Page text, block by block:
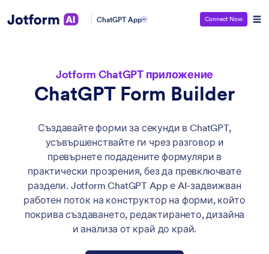
ChatGPT App Connect Now
Jotform ChatGPT приложение
ChatGPT Form Builder
Създавайте форми за секунди в ChatGPT,
усъвършенствайте ги чрез разговор и
превърнете подадените формуляри в
практически прозрения, без да превключвате
раздели. Jotform ChatGPT App е AI-задвижван
работен поток на конструктор на форми, който
покрива създаването, редактирането, дизайна
и анализа от край до край.